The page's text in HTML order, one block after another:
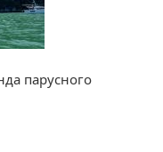
парусного